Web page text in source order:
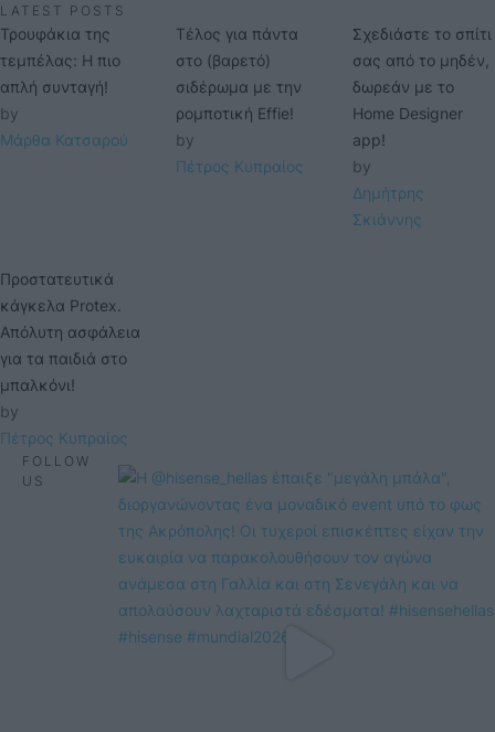
LATEST POSTS
Τρουφάκια της
τεμπέλας: Η πιο
απλή συνταγή!
by
Μάρθα Κατσαρού
Τέλος για πάντα
στο (βαρετό)
σιδέρωμα με την
ρομποτική Effie!
by
Πέτρος Κυπραίος
Σχεδιάστε το σπίτι
σας από το μηδέν,
δωρεάν με το
Home Designer
app!
by
Δημήτρης
Σκιάννης
Προστατευτικά
κάγκελα Protex.
Απόλυτη ασφάλεια
για τα παιδιά στο
μπαλκόνι!
by
Πέτρος Κυπραίος
FOLLOW
US